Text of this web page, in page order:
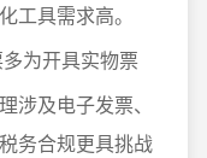
工具需求高。
为开具实物票
涉及电子发票、
务合规更具挑战